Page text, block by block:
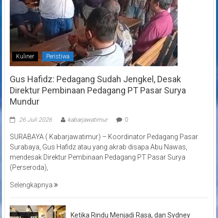
Kuliner Peristiwa
Gus Hafidz: Pedagang Sudah Jengkel, Desak
Direktur Pembinaan Pedagang PT Pasar Surya
Mundur
26 Juli 2026 kabarjawatimur 0
SURABAYA ( Kabarjawatimur) – Koordinator Pedagang Pasar
Surabaya, Gus Hafidz atau yang akrab disapa Abu Nawas,
mendesak Direktur Pembinaan Pedagang PT Pasar Surya
(Perseroda),
Selengkapnya
Ketika Rindu Menjadi Rasa, dan Sydney